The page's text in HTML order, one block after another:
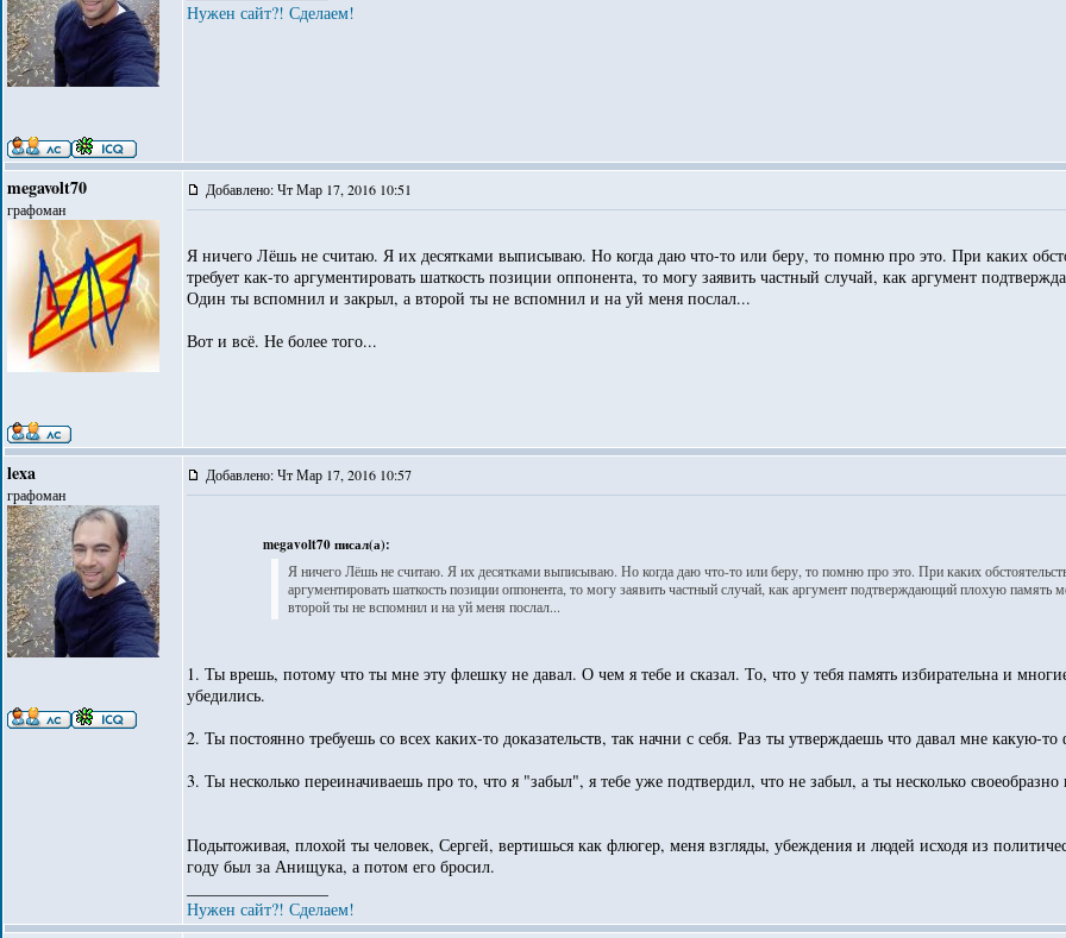
Нужен сайт?! Сделаем!
megavolt70
графоман
Добавлено: Чт Мар 17, 2016 10:51
Я ничего Лёшь не считаю. Я их десятками выписываю. Но когда даю что-то или беру, то помню про это. При каких
требует как-то аргументировать шаткость позиции оппонента, то могу заявить частный случай, как аргумент
Один ты вспомнил и закрыл, а второй ты не вспомнил и на уй меня послал...
Вот и всё. Не более того...
lexa
графоман
Добавлено: Чт Мар 17, 2016 10:57
megavolt70 писал(а):
Я ничего Лёшь не считаю. Я их десятками выписываю. Но когда даю что-то или беру, то помню про это. При каких
аргументировать шаткость позиции оппонента, то могу заявить частный случай, как аргумент подтверждающий плохую
второй ты не вспомнил и на уй меня послал...
1. Ты врешь, потому что ты мне эту флешку не давал. О чем я тебе и сказал. То, что у тебя память избирательна и
убедились.
2. Ты постоянно требуешь со всех каких-то доказательств, так начни с себя. Раз ты утверждаешь что давал мне какую-
3. Ты несколько переиначиваешь про то, что я "забыл", я тебе уже подтвердил, что не забыл, а ты несколько
Подытоживая, плохой ты человек, Сергей, вертишься как флюгер, меня взгляды, убеждения и людей исходя из
году был за Анищука, а потом его бросил.
Нужен сайт?! Сделаем!